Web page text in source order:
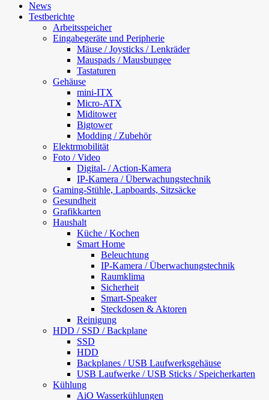
News
Testberichte
Arbeitsspeicher
Eingabegeräte und Peripherie
Mäuse / Joysticks / Lenkräder
Mauspads / Mausbungee
Tastaturen
Gehäuse
mini-ITX
Micro-ATX
Miditower
Bigtower
Modding / Zubehör
Elektrmobilität
Foto / Video
Digital- / Action-Kamera
IP-Kamera / Überwachungstechnik
Gaming-Stühle, Lapboards, Sitzsäcke
Gesundheit
Grafikkarten
Haushalt
Küche / Kochen
Smart Home
Beleuchtung
IP-Kamera / Überwachungstechnik
Raumklima
Sicherheit
Smart-Speaker
Steckdosen & Aktoren
Reinigung
HDD / SSD / Backplane
SSD
HDD
Backplanes / USB Laufwerksgehäuse
USB Laufwerke / USB Sticks / Speicherkarten
Kühlung
AiO Wasserkühlungen